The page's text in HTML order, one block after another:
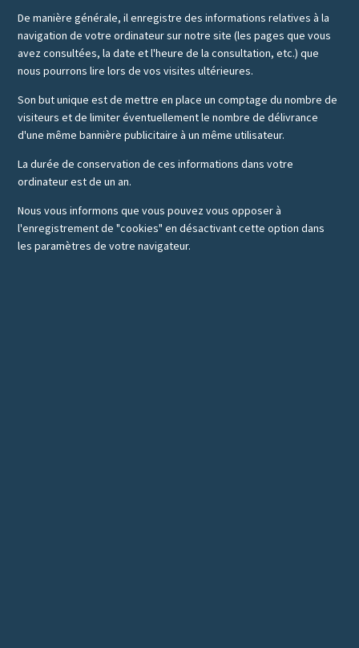
De manière générale, il enregistre des informations relatives à la
navigation de votre ordinateur sur notre site (les pages que vous
avez consultées, la date et l'heure de la consultation, etc.) que
nous pourrons lire lors de vos visites ultérieures.
Son but unique est de mettre en place un comptage du nombre de
visiteurs et de limiter éventuellement le nombre de délivrance
d'une même bannière publicitaire à un même utilisateur.
La durée de conservation de ces informations dans votre
ordinateur est de un an.
Nous vous informons que vous pouvez vous opposer à
l'enregistrement de "cookies" en désactivant cette option dans
les paramètres de votre navigateur.